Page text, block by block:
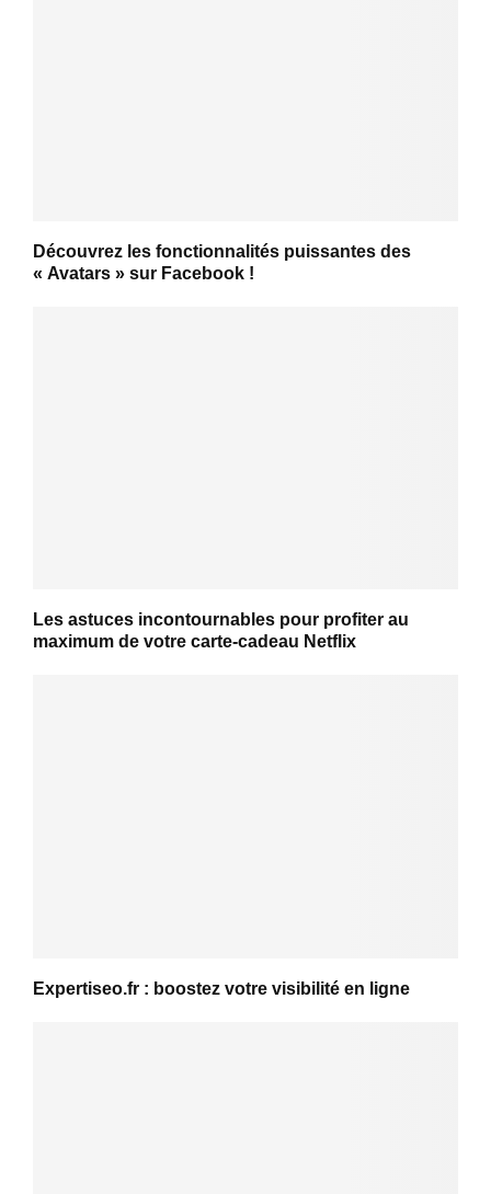
Découvrez les fonctionnalités puissantes des
« Avatars » sur Facebook !
Les astuces incontournables pour profiter au
maximum de votre carte-cadeau Netflix
Expertiseo.fr : boostez votre visibilité en ligne